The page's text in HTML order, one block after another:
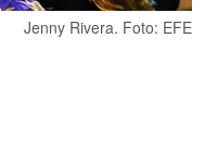
Jenny Rivera. Foto: EFE